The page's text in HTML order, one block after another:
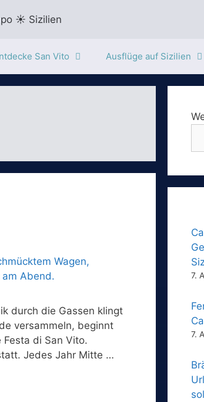
San Vito Ausflüge auf Sizilien
durch die Gassen klingt
versammeln, beginnt
di San Vito.
Jedes Jahr Mitte …
7.
7.